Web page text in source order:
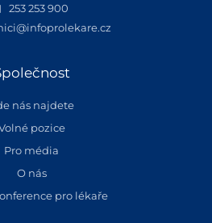
253 253 900
nás najdete
pozice
Pro média
O nás
pro lékaře